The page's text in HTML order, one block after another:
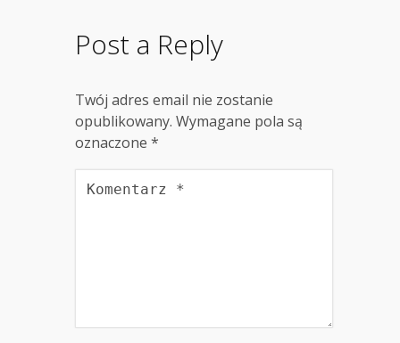
Post a Reply
Twój adres email nie zostanie
opublikowany. Wymagane pola są
oznaczone *